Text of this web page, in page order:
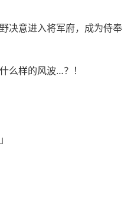
决意进入将军府，成为侍奉
么样的风波…？！